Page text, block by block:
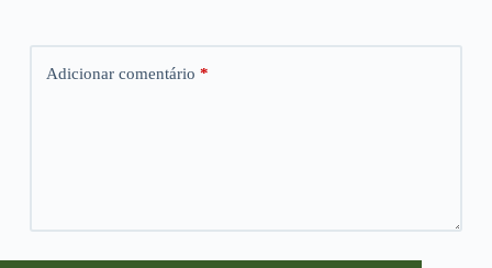
Adicionar comentário *